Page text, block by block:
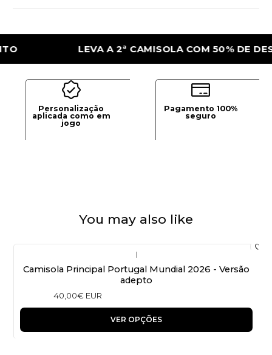
LEVA A 2ª CAMISOLA COM 50% DE
Personalização
aplicada como em
jogo
Pagamento 100%
seguro
You may also like
|
Camisola Principal Portugal Mundial 2026 - Versão
adepto
40,00€ EUR
VER OPÇÕES